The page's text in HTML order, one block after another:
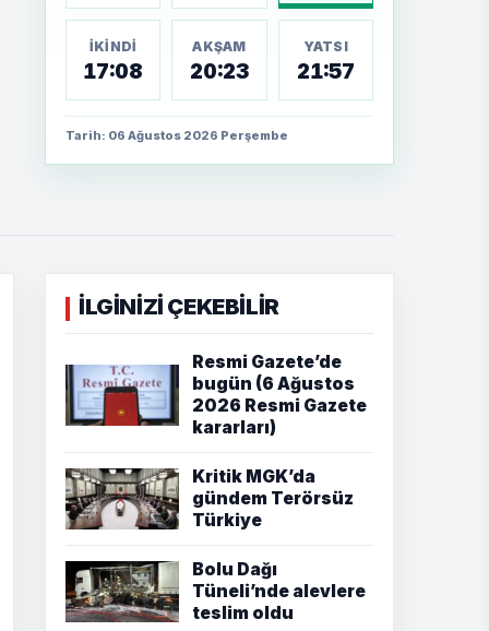
İKINDI
17:08
AKŞAM
20:23
YATSI
21:57
Tarih: 06 Ağustos 2026 Perşembe
İLGİNİZİ ÇEKEBİLİR
Resmi Gazete’de
bugün (6 Ağustos
2026 Resmi Gazete
kararları)
Kritik MGK’da
gündem Terörsüz
Türkiye
Bolu Dağı
Tüneli’nde alevlere
teslim oldu